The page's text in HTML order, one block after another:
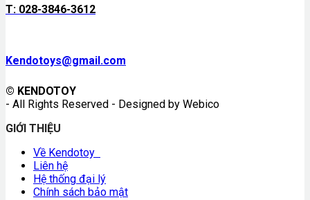
T: 028-3846-3612
Kendotoys@gmail.com
© KENDOTOY
- All Rights Reserved - Designed by Webico
GIỚI THIỆU
Về Kendotoy
Liên hệ
Hệ thống đại lý
Chính sách bảo mật